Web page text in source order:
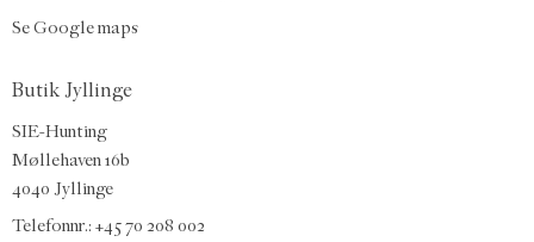
Se Google maps
Butik Jyllinge
SIE-Hunting
Møllehaven 16b
4040 Jyllinge
Telefonnr.: +45 70 208 002